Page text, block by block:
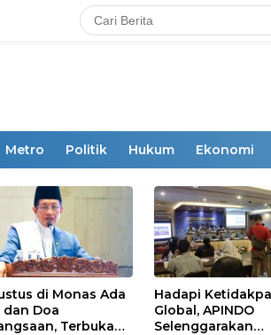
Metro Politik Hukum Ekonomi
di Monas Ada
dan Doa
Terbuka
Hadapi
Global, APINDO
Selenggarakan